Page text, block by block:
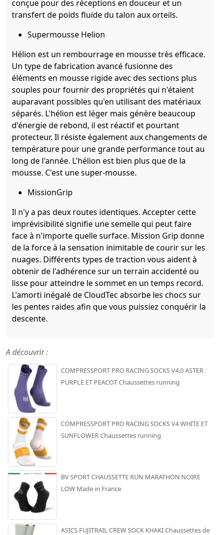
conçue pour des réceptions en douceur et un
transfert de poids fluide du talon aux orteils.
Supermousse Helion
Hélion est un rembourrage en mousse très efficace.
Un type de fabrication avancé fusionne des
éléments en mousse rigide avec des sections plus
souples pour fournir des propriétés qui n'étaient
auparavant possibles qu'en utilisant des matériaux
séparés. L'hélion est léger mais génère beaucoup
d'énergie de rebond, il est réactif et pourtant
protecteur. Il résiste également aux changements de
température pour une grande performance tout au
long de l'année. L'hélion est bien plus que de la
mousse. C'est une super-mousse.
MissionGrip
Il n'y a pas deux routes identiques. Accepter cette
imprévisibilité signifie une semelle qui peut faire
face à n'importe quelle surface. Mission Grip donne
de la force à la sensation inimitable de courir sur les
nuages. Différents types de traction vous aident à
obtenir de l'adhérence sur un terrain accidenté ou
lisse pour atteindre le sommet en un temps record.
L'amorti inégalé de CloudTec absorbe les chocs sur
les pentes raides afin que vous puissiez conquérir la
descente.
A découvrir :
COMPRESSPORT PRO RACING SOCKS V4.0 ASTER
PURPLE ET PEACOT Chaussettes running
COMPRESSPORT PRO RACING SOCKS V4 WHITE ET
SUNFLOWER Chaussettes running
BV SPORT CHAUSSETTE RUN MARATHON NOIRE
LOW Made in France
ASICS FUJITRAIL CREW SOCK KHAKI Chaussettes de